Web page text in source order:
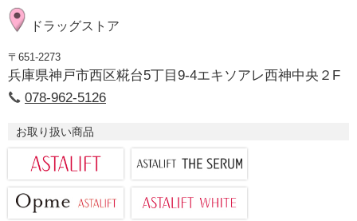
ドラッグストア
〒651-2273
兵庫県神戸市西区糀台5丁目9-4エキソアレ西神中央２F
078-962-5126
お取り扱い商品